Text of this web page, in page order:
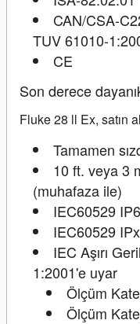
CAN/CSA-
TUV 61010-
CE
Son derece
Fluke 28 ll Ex, satın
Tamamen
10 ft. veya 3
(muhafaza ile)
IEC60529
IEC60529
IEC Aşırı
1:2001'e uyar
Ölçüm
Ölçüm